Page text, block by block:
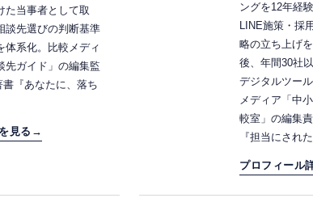
た当事者として取
談先選びの判断基準
体系化。比較メディ
先ガイド」の編集監
『あなたに、落ち
見る →
ングを12年経
LINE施策・採
略の立ち上げ
後、年間30社
デジタルツー
メディア「中
較室」の編集
『担当にされ
プロフィール